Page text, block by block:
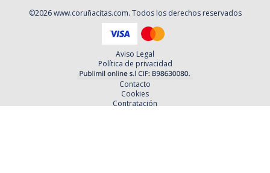
©2026 www.coruñacitas.com. Todos los derechos reservados
Aviso Legal
Política de privacidad
Contacto
Cookies
Contratación